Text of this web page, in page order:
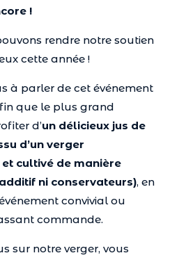
!
rendre notre soutien
cette année !
à parler de cet événement
que le plus grand
d’un délicieux jus de
d’un verger
cultivé de manière
ni conservateurs), en
convivial ou
commande.
sur notre verger, vous